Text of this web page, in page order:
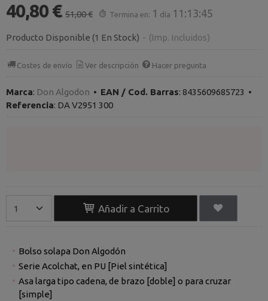
40,80 € 51,00 € Termina en: 1 día 11:13:45
Producto Disponible (1 En Stock) - (Imp. Incluidos)
Costes de envío Ver descripción Hacer pregunta
Marca: Don Algodon • EAN / Cod. Barras: 8435609685723 •
Referencia: DA V2951 300
Añadir a Carrito
Bolso solapa Don Algodón
Serie Acolchat, en PU [Piel sintética]
Asa larga tipo cadena, de brazo [doble] o para cruzar
[simple]